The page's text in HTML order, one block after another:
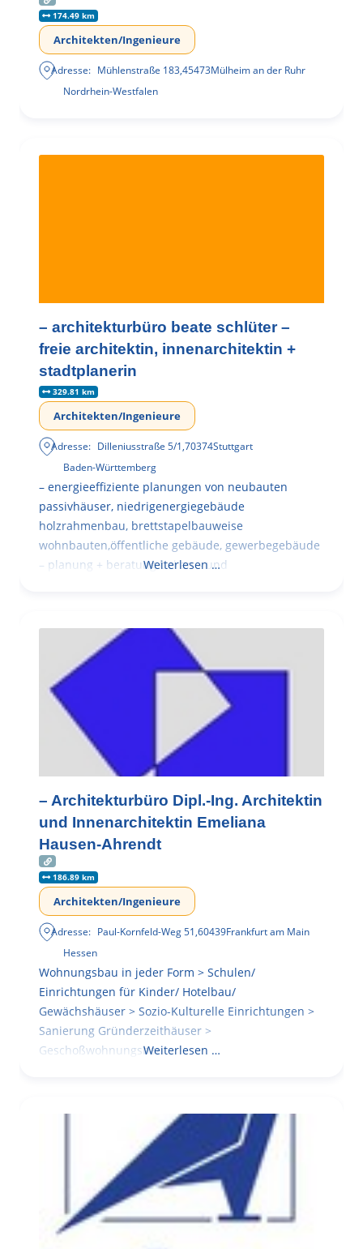
174.49 km
Architekten/Ingenieure
Adresse: Mühlenstraße 183,45473Mülheim an der Ruhr
Nordrhein-Westfalen
– architekturbüro beate schlüter –
freie architektin, innenarchitektin +
stadtplanerin
329.81 km
Architekten/Ingenieure
Adresse: Dilleniusstraße 5/1,70374Stuttgart
Baden-Württemberg
– energieeffiziente planungen von neubauten
passivhäuser, niedrigenergiegebäude
holzrahmenbau, brettstapelbauweise
wohnbauten,öffentliche gebäude, gewerbegebäude
– planung + beratung bei an – und
Weiterlesen …
– Architekturbüro Dipl.-Ing. Architektin
und Innenarchitektin Emeliana
Hausen-Ahrendt
186.89 km
Architekten/Ingenieure
Adresse: Paul-Kornfeld-Weg 51,60439Frankfurt am Main
Hessen
Wohnungsbau in jeder Form > Schulen/
Einrichtungen für Kinder/ Hotelbau/
Gewächshäuser > Sozio-Kulturelle Einrichtungen >
Sanierung Gründerzeithäuser >
GeschoßwohnungsbauWeiterlesen …